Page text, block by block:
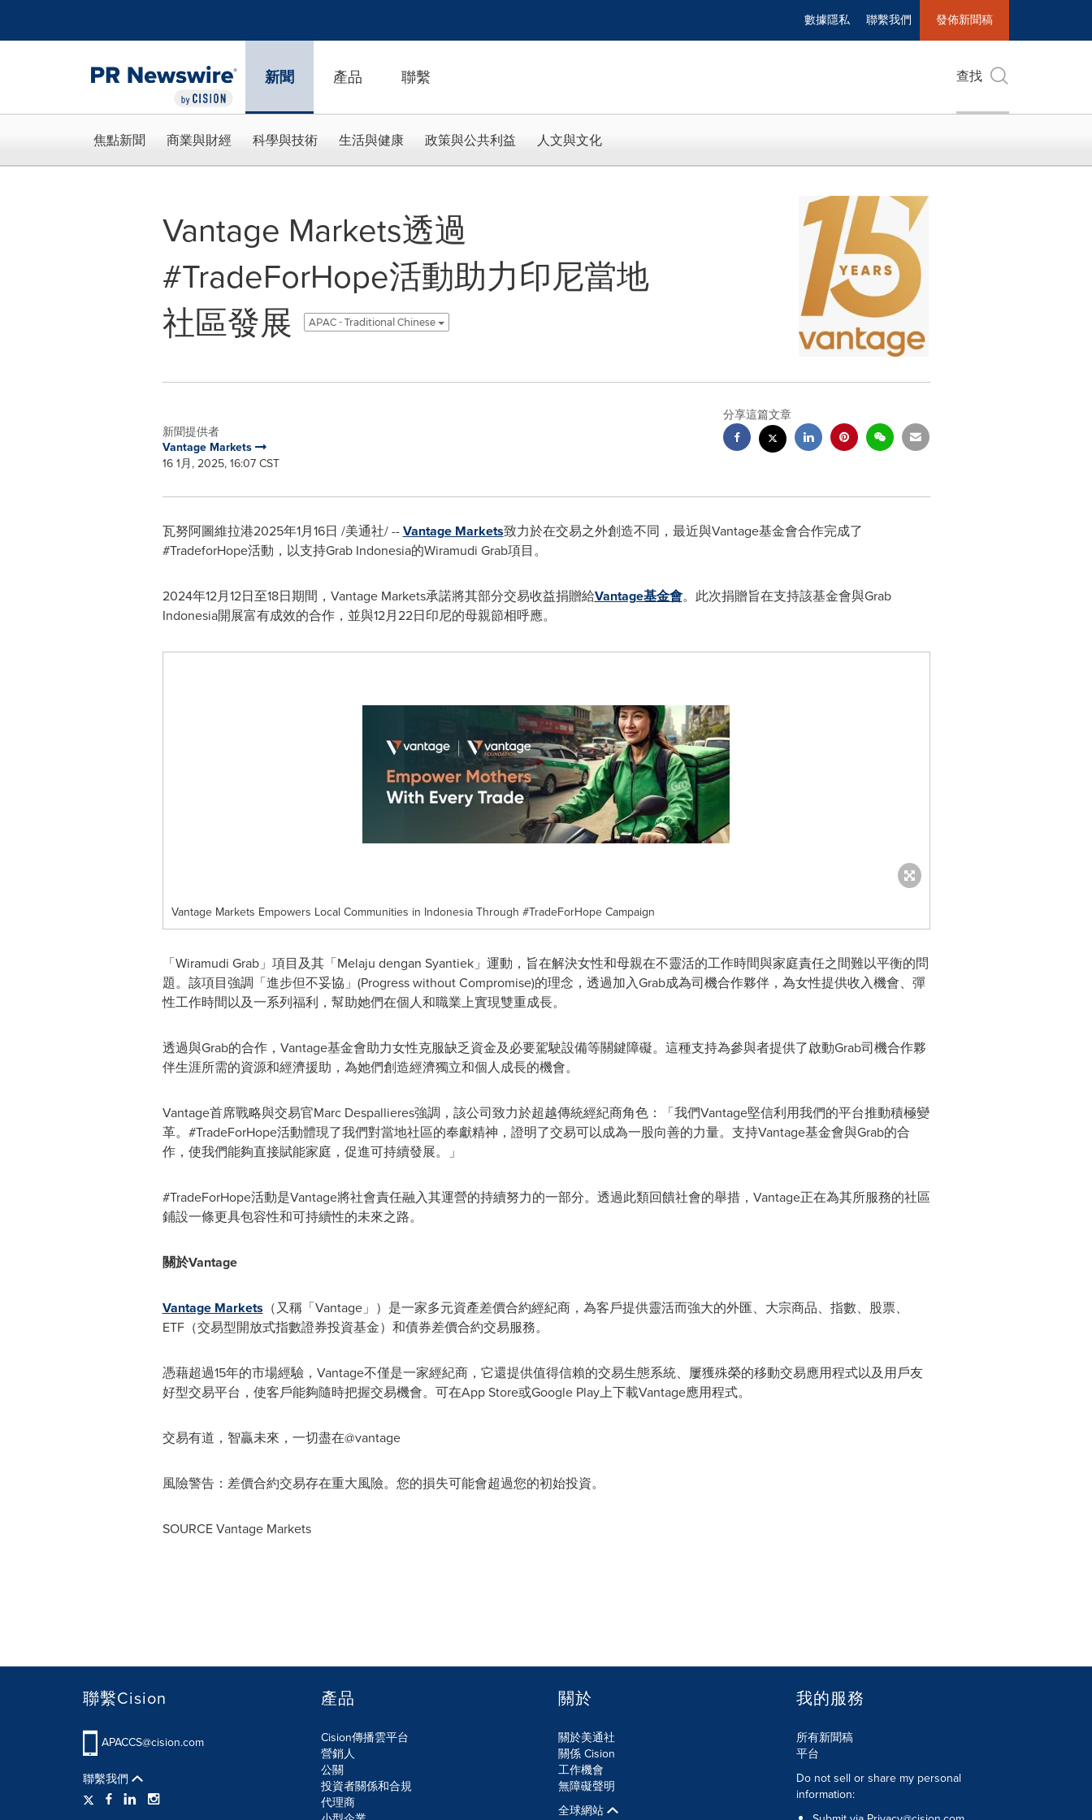
數據隱私 聯繫我們 發佈新聞稿
新聞 產品 聯繫 查找
焦點新聞 商業與財經 科學與技術 生活與健康 政策與公共利益 人文與文化
Vantage Markets透過
#TradeForHope活動助力印尼當地
社區發展
APAC - Traditional Chinese
新聞提供者
Vantage Markets
16 1月, 2025, 16:07 CST
分享這篇文章
瓦努阿圖維拉港2025年1月16日 /美通社/ --Vantage Markets致力於在交易之外創造不同，最近與Vantage基金會合作完成了
#TradeforHope活動，以支持Grab Indonesia的Wiramudi Grab項目。
2024年12月12日至18日期間，Vantage Markets承諾將其部分交易收益捐贈給Vantage基金會。此次捐贈旨在支持該基金會與Grab
Indonesia開展富有成效的合作，並與12月22日印尼的母親節相呼應。
Vantage Markets Empowers Local Communities in Indonesia Through #TradeForHope Campaign
「Wiramudi Grab」項目及其「Melaju dengan Syantiek」運動，旨在解決女性和母親在不靈活的工作時間與家庭責任之間難以平衡的問
題。該項目強調「進步但不妥協」(Progress without Compromise)的理念，透過加入Grab成為司機合作夥伴，為女性提供收入機會、彈
性工作時間以及一系列福利，幫助她們在個人和職業上實現雙重成長。
透過與Grab的合作，Vantage基金會助力女性克服缺乏資金及必要駕駛設備等關鍵障礙。這種支持為參與者提供了啟動Grab司機合作夥
伴生涯所需的資源和經濟援助，為她們創造經濟獨立和個人成長的機會。
Vantage首席戰略與交易官Marc Despallieres強調，該公司致力於超越傳統經紀商角色：「我們Vantage堅信利用我們的平台推動積極變
革。#TradeForHope活動體現了我們對當地社區的奉獻精神，證明了交易可以成為一股向善的力量。支持Vantage基金會與Grab的合
作，使我們能夠直接賦能家庭，促進可持續發展。」
#TradeForHope活動是Vantage將社會責任融入其運營的持續努力的一部分。透過此類回饋社會的舉措，Vantage正在為其所服務的社區
鋪設一條更具包容性和可持續性的未來之路。
關於Vantage
Vantage Markets （又稱「Vantage」）是一家多元資產差價合約經紀商，為客戶提供靈活而強大的外匯、大宗商品、指數、股票、
ETF（交易型開放式指數證券投資基金）和債券差價合約交易服務。
憑藉超過15年的市場經驗，Vantage不僅是一家經紀商，它還提供值得信賴的交易生態系統、屢獲殊榮的移動交易應用程式以及用戶友
好型交易平台，使客戶能夠隨時把握交易機會。可在App Store或Google Play上下載Vantage應用程式。
交易有道，智贏未來，一切盡在@vantage
風險警告：差價合約交易存在重大風險。您的損失可能會超過您的初始投資。
SOURCE Vantage Markets
聯繫Cision
APACCS@cision.com
聯繫我們
產品
Cision傳播雲平台
營銷人
公關
投資者關係和合規
代理商
關於
關於美通社
關係 Cision
工作機會
無障礙聲明
全球網站
我的服務
所有新聞稿
平台
Do not sell or share my personal
information: